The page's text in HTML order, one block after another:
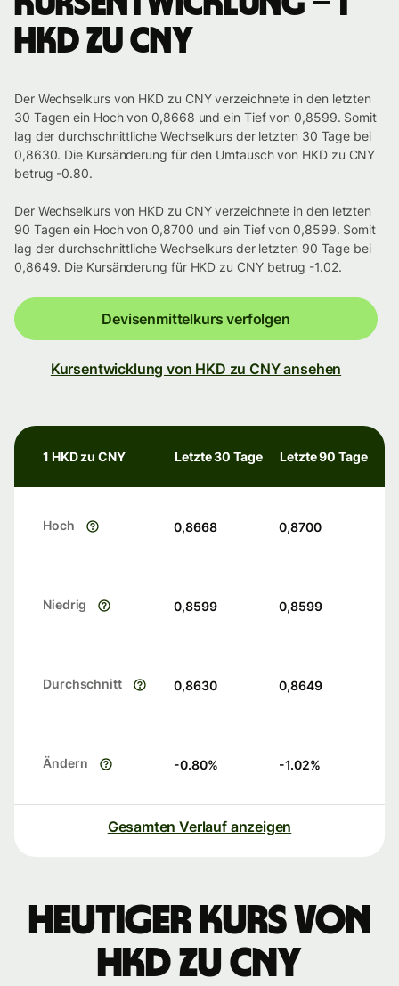
HKD zu CNY
Der Wechselkurs von HKD zu CNY verzeichnete in den letzten
30 Tagen ein Hoch von 0,8668 und ein Tief von 0,8599. Somit
lag der durchschnittliche Wechselkurs der letzten 30 Tage bei
0,8630. Die Kursänderung für den Umtausch von HKD zu CNY
betrug -0.80.
Der Wechselkurs von HKD zu CNY verzeichnete in den letzten
90 Tagen ein Hoch von 0,8700 und ein Tief von 0,8599. Somit
lag der durchschnittliche Wechselkurs der letzten 90 Tage bei
0,8649. Die Kursänderung für HKD zu CNY betrug -1.02.
Devisenmittelkurs verfolgen
Kursentwicklung von HKD zu CNY ansehen
1 HKD zu CNY Letzte 30 Tage Letzte 90 Tage
Hoch 0,8668 0,8700
Niedrig 0,8599 0,8599
Durchschnitt 0,8630 0,8649
Ändern -0.80% -1.02%
Gesamten Verlauf anzeigen
Heutiger Kurs von
HKD zu CNY